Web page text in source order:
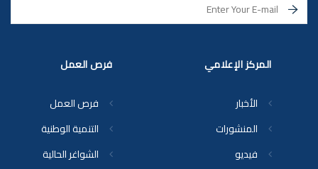
فرص العمل
فرص العمل
التنمية الوطنية
الشواغر الحالية
المركز الإعلامي
الأخبار
المنشورات
فيديو